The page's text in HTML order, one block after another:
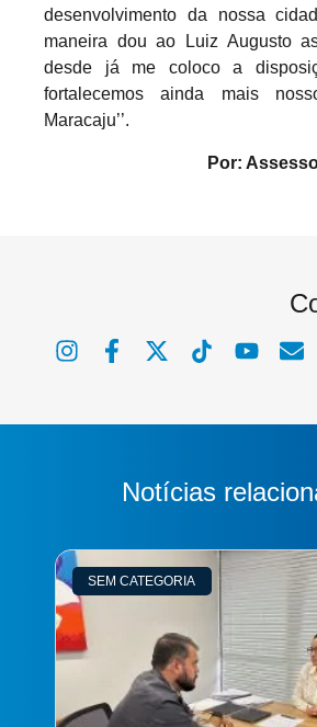
desenvolvimento da nossa
maneira dou ao Luiz Augusto
desde já me coloco a
fortalecemos ainda mais
Maracaju’’.
Por:
Notícias
SEM CATEGORIA